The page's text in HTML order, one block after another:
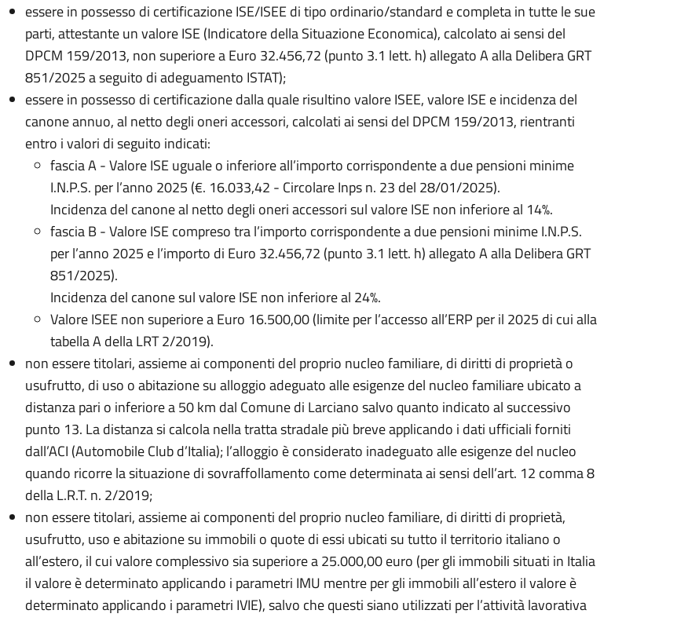
essere in possesso di certificazione ISE/ISEE di tipo ordinario/standard e completa in tutte le sue
parti, attestante un valore ISE (Indicatore della Situazione Economica), calcolato ai sensi del
DPCM 159/2013, non superiore a Euro 32.456,72 (punto 3.1 lett. h) allegato A alla Delibera GRT
851/2025 a seguito di adeguamento ISTAT);
essere in possesso di certificazione dalla quale risultino valore ISEE, valore ISE e incidenza del
canone annuo, al netto degli oneri accessori, calcolati ai sensi del DPCM 159/2013, rientranti
entro i valori di seguito indicati:
fascia A - Valore ISE uguale o inferiore all’importo corrispondente a due pensioni minime
I.N.P.S. per l’anno 2025 (€. 16.033,42 - Circolare Inps n. 23 del 28/01/2025).
Incidenza del canone al netto degli oneri accessori sul valore ISE non inferiore al 14%.
fascia B - Valore ISE compreso tra l’importo corrispondente a due pensioni minime I.N.P.S.
per l’anno 2025 e l’importo di Euro 32.456,72 (punto 3.1 lett. h) allegato A alla Delibera GRT
851/2025).
Incidenza del canone sul valore ISE non inferiore al 24%.
Valore ISEE non superiore a Euro 16.500,00 (limite per l’accesso all’ERP per il 2025 di cui alla
tabella A della LRT 2/2019).
non essere titolari, assieme ai componenti del proprio nucleo familiare, di diritti di proprietà o
usufrutto, di uso o abitazione su alloggio adeguato alle esigenze del nucleo familiare ubicato a
distanza pari o inferiore a 50 km dal Comune di Larciano salvo quanto indicato al successivo
punto 13. La distanza si calcola nella tratta stradale più breve applicando i dati ufficiali forniti
dall’ACI (Automobile Club d’Italia); l’alloggio è considerato inadeguato alle esigenze del nucleo
quando ricorre la situazione di sovraffollamento come determinata ai sensi dell’art. 12 comma 8
della L.R.T. n. 2/2019;
non essere titolari, assieme ai componenti del proprio nucleo familiare, di diritti di proprietà,
usufrutto, uso e abitazione su immobili o quote di essi ubicati su tutto il territorio italiano o
all’estero, il cui valore complessivo sia superiore a 25.000,00 euro (per gli immobili situati in Italia
il valore è determinato applicando i parametri IMU mentre per gli immobili all’estero il valore è
determinato applicando i parametri IVIE), salvo che questi siano utilizzati per l’attività lavorativa